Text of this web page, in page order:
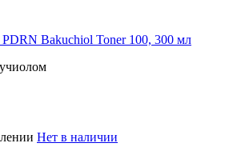
Bakuchiol Toner 100, 300 мл
Нет в наличии